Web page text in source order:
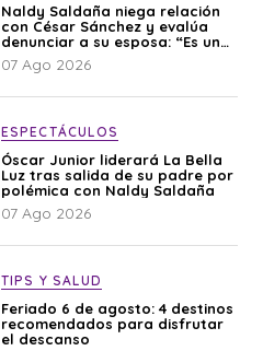
Naldy Saldaña niega relación
con César Sánchez y evalúa
denunciar a su esposa: “Es una
difamación”
07 Ago 2026
ESPECTÁCULOS
Óscar Junior liderará La Bella
Luz tras salida de su padre por
polémica con Naldy Saldaña
07 Ago 2026
TIPS Y SALUD
Feriado 6 de agosto: 4 destinos
recomendados para disfrutar
el descanso